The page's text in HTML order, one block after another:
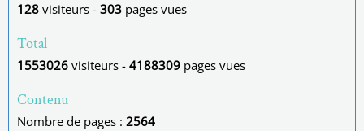
128 visiteurs - 303 pages vues
Total
1553026 visiteurs - 4188309 pages vues
Contenu
Nombre de pages : 2564